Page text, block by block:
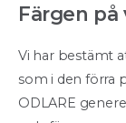
Färgen på
Vi har bestämt
som i den förra
ODLARE